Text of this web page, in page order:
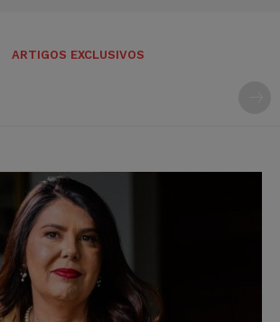
ARTIGOS EXCLUSIVOS